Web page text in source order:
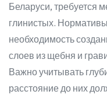
Беларуси, требуется
глинистых.
необходимость
слоев из щебня и
Важно учитывать
расстояние до них